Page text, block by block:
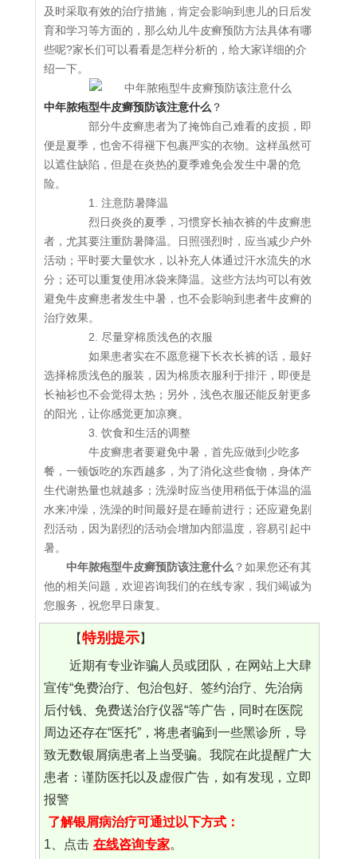
及时采取有效的治疗措施，肯定会影响到患儿的日后发
育和学习等方面的，那么幼儿牛皮癣预防方法具体有哪
些呢?家长们可以看看是怎样分析的，给大家详细的介
绍一下。
中年脓疱型牛皮癣预防该注意什么 ？
部分牛皮癣患者为了掩饰自己难看的皮损，即
便是夏季，也舍不得褪下包裹严实的衣物。这样虽然可
以遮住缺陷，但是在炎热的夏季难免会发生中暑的危
险。
1. 注意防暑降温
烈日炎炎的夏季，习惯穿长袖衣裤的牛皮癣患
者，尤其要注重防暑降温。日照强烈时，应当减少户外
活动；平时要大量饮水，以补充人体通过汗水流失的水
分；还可以重复使用冰袋来降温。这些方法均可以有效
避免牛皮癣患者发生中暑，也不会影响到患者牛皮癣的
治疗效果。
2. 尽量穿棉质浅色的衣服
如果患者实在不愿意褪下长衣长裤的话，最好
选择棉质浅色的服装，因为棉质衣服利于排汗，即便是
长袖衫也不会觉得太热；另外，浅色衣服还能反射更多
的阳光，让你感觉更加凉爽。
3. 饮食和生活的调整
牛皮癣患者要避免中暑，首先应做到少吃多
餐，一顿饭吃的东西越多，为了消化这些食物，身体产
生代谢热量也就越多；洗澡时应当使用稍低于体温的温
水来冲澡，洗澡的时间最好是在睡前进行；还应避免剧
烈活动，因为剧烈的活动会增加内部温度，容易引起中
暑。
中年脓疱型牛皮癣预防该注意什么 ？如果您还有其
他的相关问题，欢迎咨询我们的在线专家，我们竭诚为
您服务，祝您早日康复。
【特别提示】
近期有专业诈骗人员或团队，在网站上大肆
宣传“免费治疗、包治包好、签约治疗、先治病
后付钱、免费送治疗仪器“等广告，同时在医院
周边还存在“医托”，将患者骗到一些黑诊所，导
致无数银屑病患者上当受骗。我院在此提醒广大
患者：谨防医托以及虚假广告，如有发现，立即
报警
了解银屑病治疗可通过以下方式：
1、点击 在线咨询专家。